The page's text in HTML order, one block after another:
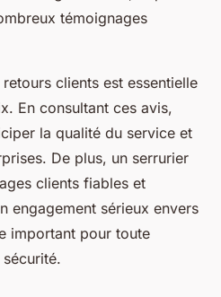
témoignages
clients est essentielle
En consultant ces avis,
la qualité du service et
De plus, un serrurier
clients fiables et
engagement sérieux envers
important pour toute